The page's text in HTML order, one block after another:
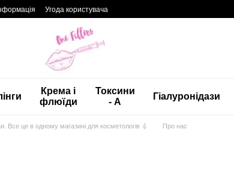
Угода користувача
Крема і
флюїди
Токсини
- А
Гіалуронідази
Все це в одному магазині для косметологів 💉 Про нас